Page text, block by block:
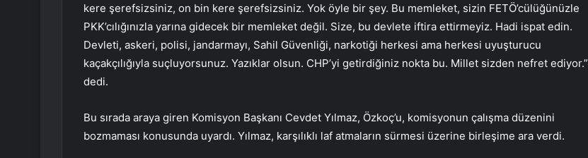
kere şerefsizsiniz, on bin kere şerefsizsiniz. Yok öyle bir şey. Bu memleket, sizin FETÖ’cülüğünüzle
PKK’cılığınızla yarına gidecek bir memleket değil. Size, bu devlete iftira ettirmeyiz. Hadi ispat edin.
Devleti, askeri, polisi, jandarmayı, Sahil Güvenliği, narkotiği herkesi ama herkesi uyuşturucu
kaçakçılığıyla suçluyorsunuz. Yazıklar olsun. CHP’yi getirdiğiniz nokta bu. Millet sizden nefret ediyor.”
dedi.
Bu sırada araya giren Komisyon Başkanı Cevdet Yılmaz, Özkoç’u, komisyonun çalışma düzenini
bozmaması konusunda uyardı. Yılmaz, karşılıklı laf atmaların sürmesi üzerine birleşime ara verdi.